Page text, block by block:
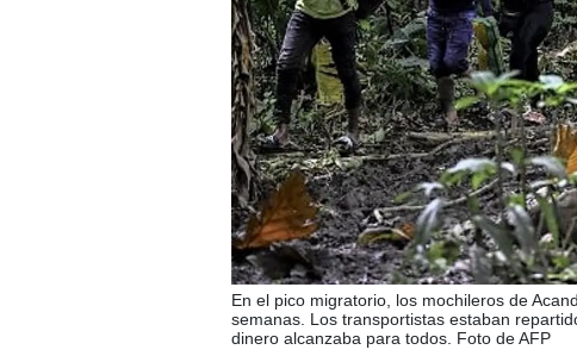
En el pico migratorio, los mochileros de
semanas. Los transportistas estaban
dinero alcanzaba para todos. Foto de AFP